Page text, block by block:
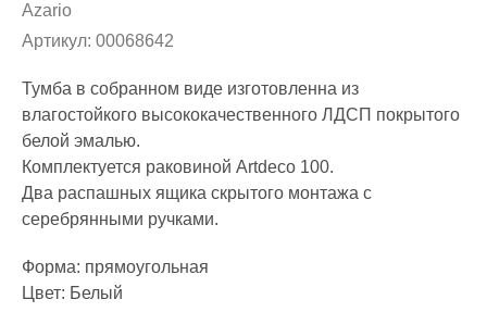
Azario
Артикул: 00068642
Тумба в собранном виде изготовленна из
влагостойкого высококачественного ЛДСП покрытого
белой эмалью.
Комплектуется раковиной Artdeco 100.
Два распашных ящика скрытого монтажа с
серебрянными ручками.
Форма: прямоугольная
Цвет: Белый